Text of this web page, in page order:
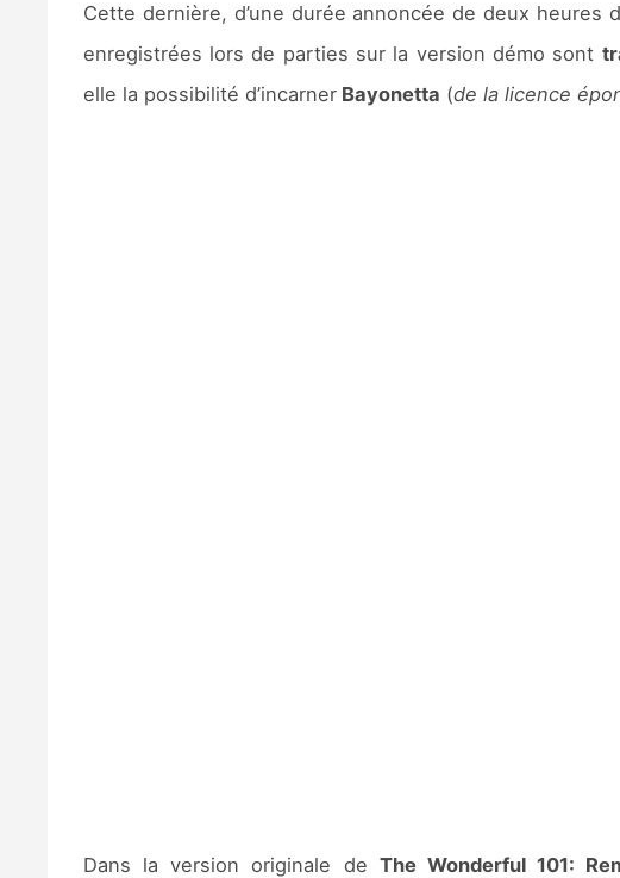
Cette dernière, d’une durée annoncée de deux heures
enregistrées lors de parties sur la version démo sont
elle la possibilité d’incarnerBayonetta (de la licence
Dans la version originale de The Wonderful 101: